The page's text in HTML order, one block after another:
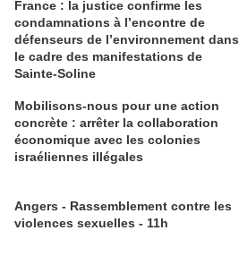
France : la justice confirme les
condamnations à l’encontre de
défenseurs de l’environnement dans
le cadre des manifestations de
Sainte-Soline
Mobilisons-nous pour une action
concrète : arrêter la collaboration
économique avec les colonies
israéliennes illégales
Angers - Rassemblement contre les
violences sexuelles - 11h